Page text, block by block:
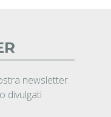
newsletter.
divulgati